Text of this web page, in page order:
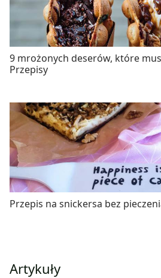
9 mrożonych deserów, które
Przepisy
Przepis na snickersa bez
Artykuły